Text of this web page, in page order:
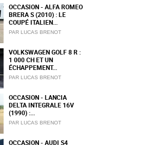
OCCASION - ALFA ROMEO
BRERA S (2010) : LE
COUPÉ ITALIEN...
PAR LUCAS BRENOT
VOLKSWAGEN GOLF 8 R :
1 000 CH ET UN
ÉCHAPPEMENT...
PAR LUCAS BRENOT
OCCASION - LANCIA
DELTA INTEGRALE 16V
(1990) :...
PAR LUCAS BRENOT
OCCASION - AUDI S4